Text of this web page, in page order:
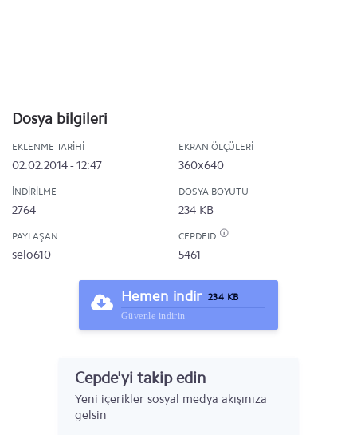
Dosya bilgileri
EKLENME TARIHI
02.02.2014 - 12:47
EKRAN ÖLÇÜLERI
360x640
İNDIRILME
2764
DOSYA BOYUTU
234 KB
PAYLAŞAN
selo610
CEPDEID
5461
Hemen indir 234 KB
Güvenle indirin
Cepde'yi takip edin
Yeni içerikler sosyal medya akışınıza
gelsin